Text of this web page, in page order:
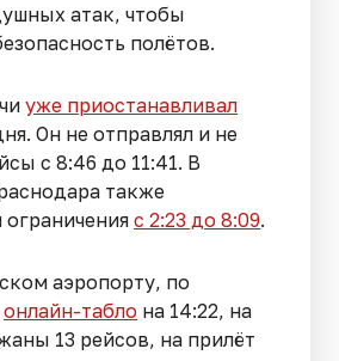
атак, чтобы
полётов.
уже приостанавливал
Он не отправлял и не
с 8:46 до 11:41. В
также
с 2:23 до 8:09.
аэропорту, по
онлайн-табло на 14:22, на
13 рейсов, на прилёт